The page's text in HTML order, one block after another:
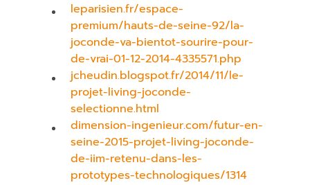
leparisien.fr/espace-
premium/hauts-de-seine-92/la-
joconde-va-bientot-sourire-pour-
de-vrai-01-12-2014-4335571.php
jcheudin.blogspot.fr/2014/11/le-
projet-living-joconde-
selectionne.html
dimension-ingenieur.com/futur-en-
seine-2015-projet-living-joconde-
de-iim-retenu-dans-les-
prototypes-technologiques/1314